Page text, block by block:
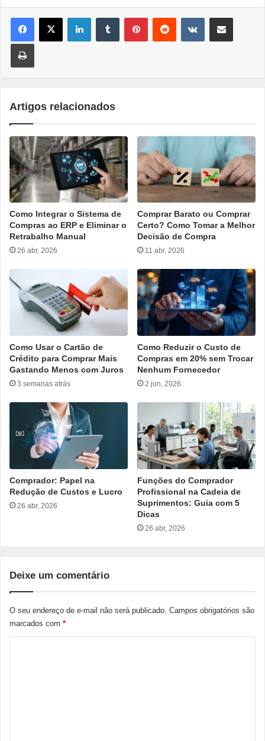
LinkedinTumblr PinterestReddit VK Compartilhar por e-mail
Imprimir
Artigos relacionados
Como Integrar o Sistema de
Compras ao ERP e Eliminar o
Retrabalho Manual
26 abr, 2026
Comprar Barato ou Comprar
Certo? Como Tomar a Melhor
Decisão de Compra
11 abr, 2026
Como Usar o Cartão de
Crédito para Comprar Mais
Gastando Menos com Juros
3 semanas atrás
Como Reduzir o Custo de
Compras em 20% sem Trocar
Nenhum Fornecedor
2 jun, 2026
Comprador: Papel na
Redução de Custos e Lucro
26 abr, 2026
Funções do Comprador
Profissional na Cadeia de
Suprimentos: Guia com 5
Dicas
26 abr, 2026
Deixe um comentário
O seu endereço de e-mail não será publicado. Campos obrigatórios são
marcados com *